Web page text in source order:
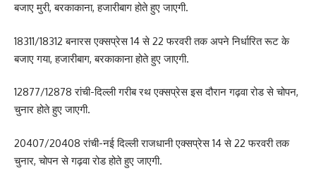
बजाए मुरी, बरकाकाना, हजारीबाग होते हुए जाएगी.
18311/18312 बनारस एक्सप्रेस 14 से 22 फरवरी तक अपने निर्धारित रूट के
बजाए गया, हजारीबाग, बरकाकाना होते हुए जाएगी.
12877/12878 रांची-दिल्ली गरीब रथ एक्सप्रेस इस दौरान गढ़वा रोड से चोपन,
चुनार होते हुए जाएगी.
20407/20408 रांची-नई दिल्ली राजधानी एक्सप्रेस 14 से 22 फरवरी तक
चुनार, चोपन से गढ़वा रोड होते हुए जाएगी.